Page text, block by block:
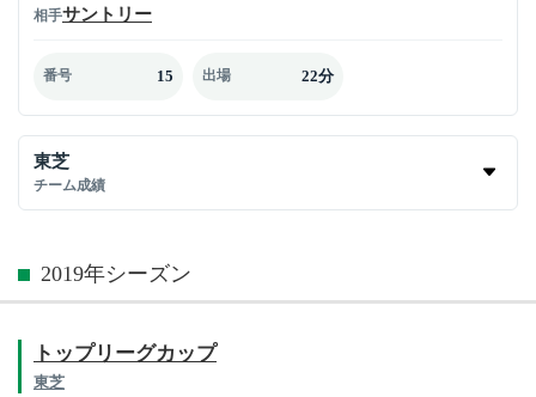
相手サントリー
番号 15 出場 22分
東芝
チーム成績
2019年シーズン
トップリーグカップ
東芝